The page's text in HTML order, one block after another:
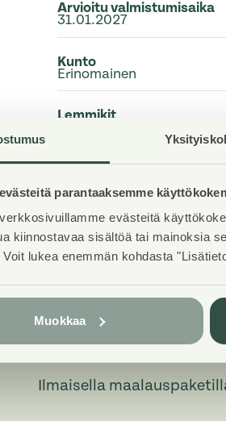
parantaaksemme
evästeitä
kiinnostavaa sisältöä tai mainoksia
lukea enemmän kohdasta
Muokkaa
Arvioitu valmistumisaika
31.01.2027
Kunto
Erinomainen
Lemmikit
Laajakaista
Ilmaisella